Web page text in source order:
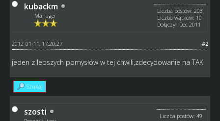
kubackm
Manager
Liczba postów: 203
Liczba wątków: 10
Dołączył: Dec 2011
#2
2012-01-11, 17:20:27
jeden z lepszych pomysłów w tej chwili,zdecydowanie na TAK
Szukaj
szosti
Liczba postów: 49